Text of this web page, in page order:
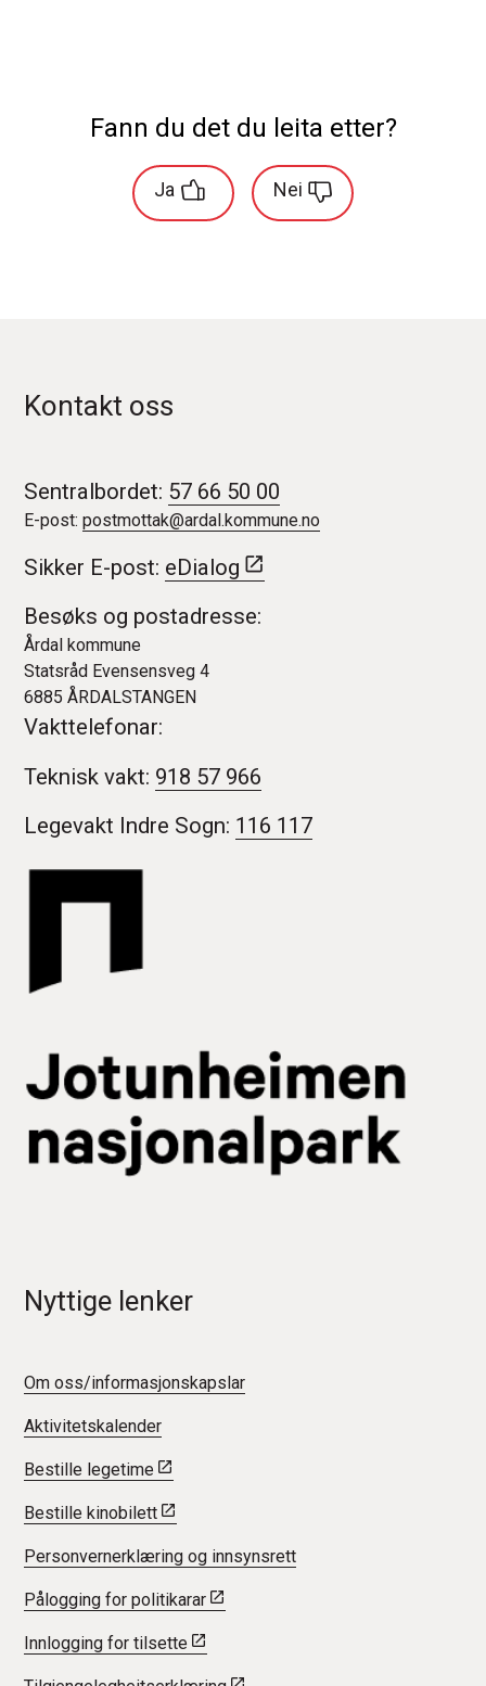
Fann du det du leita etter?
Ja Nei
Kontakt oss
Sentralbordet: 57 66 50 00
E-post:postmottak@ardal.kommune.no
Sikker E-post: eDialog
Besøks og postadresse:
Årdal kommune
Statsråd Evensensveg 4
6885 ÅRDALSTANGEN
Vakttelefonar:
Teknisk vakt: 918 57 966
Legevakt Indre Sogn: 116 117
Nyttige lenker
Om oss/informasjonskapslar
Aktivitetskalender
Bestille legetime
Bestille kinobilett
Personvernerklæring og innsynsrett
Pålogging for politikarar
Innlogging for tilsette